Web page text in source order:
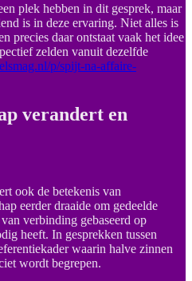
plek hebben in dit gesprek, maar
is in deze ervaring. Niet alles is
precies daar ontstaat vaak het idee
zelden vanuit dezelfde
p/spijt-na-affaire-
verandert en
ook de betekenis van
eerder draaide om gedeelde
verbinding gebaseerd op
heeft. In gesprekken tussen
waarin halve zinnen
wordt begrepen.